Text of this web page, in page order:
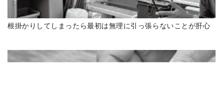
根掛かりしてしまったら最初は無理に引っ張らないことが肝心